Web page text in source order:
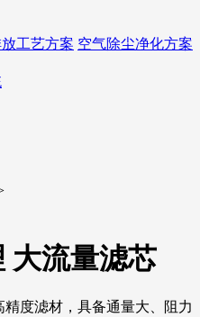
工艺方案 空气除尘净化方案
大流量滤芯
度滤材，具备通量大、阻力